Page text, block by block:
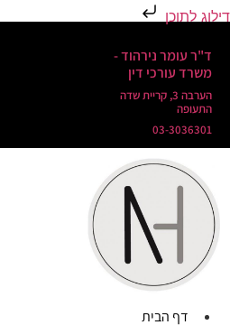
דילוג לתוכן
ד"ר עומר נירהוד -
משרד עורכי דין
הערבה 3, קריית שדה
התעופה
03-3036301
דף הבית